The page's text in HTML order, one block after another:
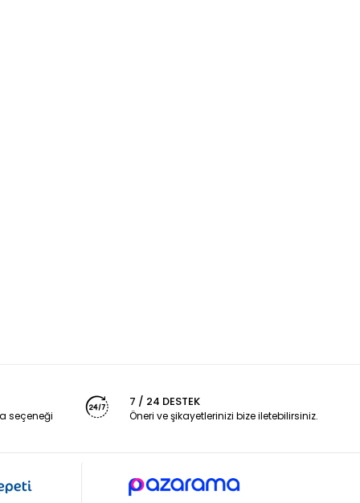
seçeneği
7 / 24 DESTEK
Öneri ve şikayetlerinizi bize iletebilirsiniz.